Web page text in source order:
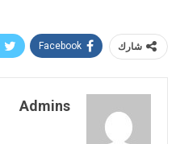
شارك Facebook
Admins